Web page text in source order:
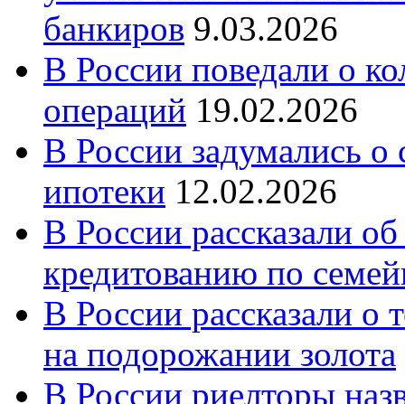
банкиров 9.03.2026
В России поведали о
операций 19.02.2026
В России задумались
ипотеки 12.02.2026
В России рассказали
кредитованию по
В России рассказали о
на подорожании золота
В России риелторы